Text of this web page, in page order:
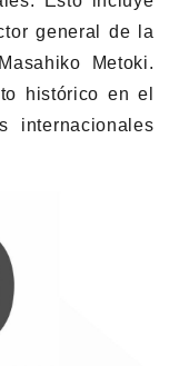
general de la
Metoki.
histórico en el
internacionales